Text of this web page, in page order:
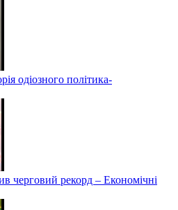
одіозного політика-
черговий рекорд – Економічні